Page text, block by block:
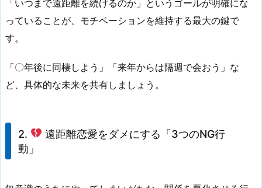
「いつまで遠距離を続けるのか」という ゴールが明確にな
っていることが、モチベーションを維持する最大の鍵で
す。
「〇年後に同棲しよう」「来年からは隔週で会おう」な
ど、具体的な未来を共有しましょう。
2.
遠距離恋愛をダメにする「3つのNG行
動」